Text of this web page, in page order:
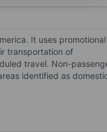
It uses promotional
transportation of
travel. Non-
identified as